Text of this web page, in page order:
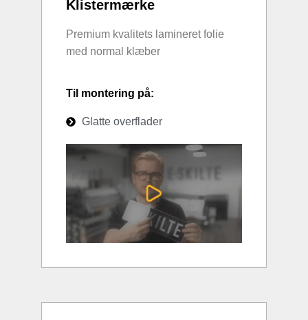
Klistermærke
Premium kvalitets lamineret folie
med normal klæber
Til montering på:
Glatte overflader